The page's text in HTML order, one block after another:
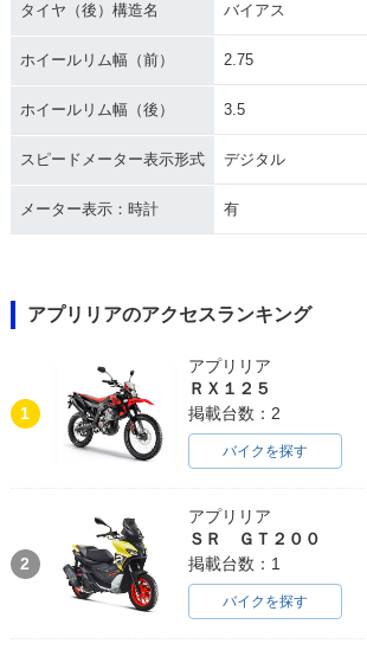
タイヤ（後）構造名 バイアス
ホイールリム幅（前） 2.75
ホイールリム幅（後） 3.5
スピードメーター表示形式 デジタル
メーター表示：時計 有
アプリリアのアクセスランキング
1
アプリリア
ＲＸ１２５
掲載台数：2
バイクを探す
2
アプリリア
ＳＲ ＧＴ２００
掲載台数：1
バイクを探す